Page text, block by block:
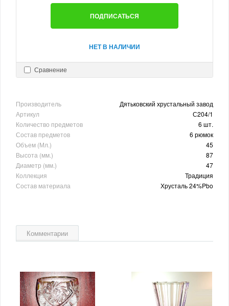
ПОДПИСАТЬСЯ
НЕТ В НАЛИЧИИ
Сравнение
Производитель
Дятьковский хрустальный завод
Артикул
С204/1
Количество предметов
6 шт.
Состав предметов
6 рюмок
Объем (Мл.)
45
Высота (мм.)
87
Диаметр (мм.)
47
Коллекция
Традиция
Состав материала
Хрусталь 24%Pbo
Комментарии